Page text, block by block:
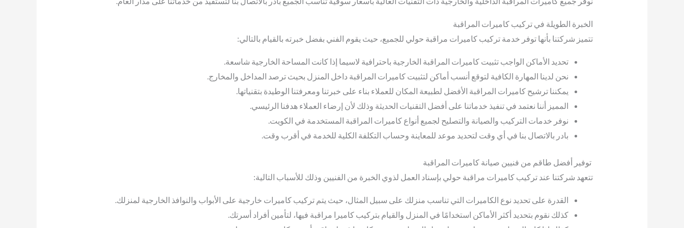
الخبرة الطويلة في تركيب كاميرات المراقبة
تتميز شركتنا بأنها توفر خدمة تركيب كاميرات مراقبة حولي للجميع، حيث يقوم الفني بفضل خبرته بالقيام بالتالي:
تحديد الأماكن الواجب تثبيت كاميرات المراقبة الخارجية باحترافية لاسيما إذا كانت المساحة الخارجية شاسعة.
نحن لدينا المهارة الكافية لتوقع أنسب أماكن لتثبيت كاميرات المراقبة داخل المنزل بحيث ترصد المداخل والمخارج.
يمكننا ترشيح كاميرات المراقبة الأفضل لطبيعة المكان للعملاء بناء على خبرتنا ومعرفتنا الوطيدة بتقنياتها.
المميز أننا نعتمد في تنفيذ خدماتنا على أفضل التقنيات الحديثة وذلك لأن إرضاء العملاء هدفنا الرئيسي.
نوفر خدمات التركيب والصيانة والتصليح لجميع أنواع كاميرات المراقبة المستخدمة في الكويت.
بادر بالاتصال بنا في أي وقت لتحديد موعد للمعاينة وحساب التكلفة الكلية للخدمة في أقرب وقت.
توفير أفضل طاقم من فنيين صيانة كاميرات المراقبة
تتعهد شركتنا عند تركيب كاميرات مراقبة حولي بإسناد العمل لذوي الخبرة من الفنيين وذلك للأسباب التالية:
القدرة على تحديد نوع الكاميرات التي تناسب منزلك على سبيل المثال، حيث يتم تركيب كاميرات خارجية على الأبواب والنوافذ الخارجية لمنزلك.
كذلك نقوم بتحديد أكثر الأماكن استخدامًا في المنزل والقيام بتركيب كاميرا مراقبة فيها، لتأمين أفراد أسرتك.